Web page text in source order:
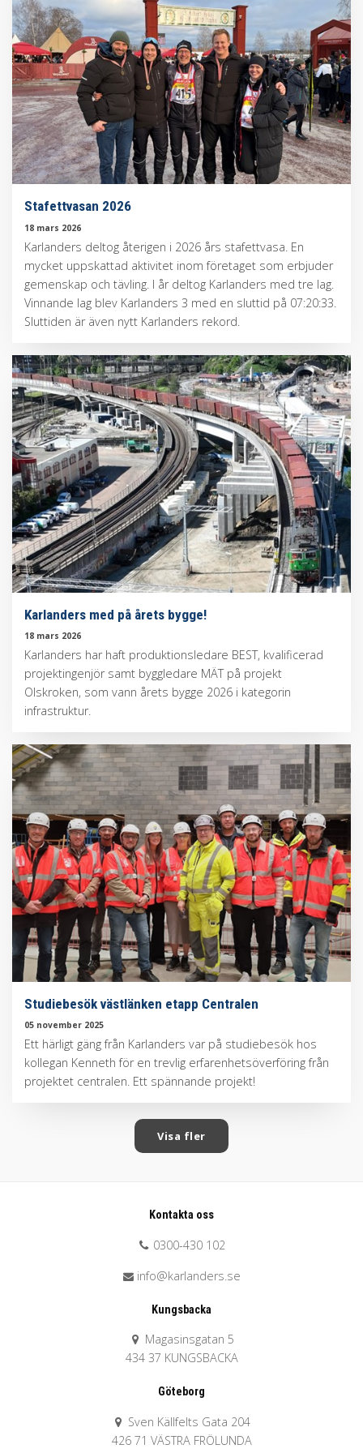
Stafettvasan 2026
18 mars 2026
Karlanders deltog återigen i 2026 års stafettvasa. En
mycket uppskattad aktivitet inom företaget som erbjuder
gemenskap och tävling. I år deltog Karlanders med tre lag.
Vinnande lag blev Karlanders 3 med en sluttid på 07:20:33.
Sluttiden är även nytt Karlanders rekord.
Karlanders med på årets bygge!
18 mars 2026
Karlanders har haft produktionsledare BEST, kvalificerad
projektingenjör samt byggledare MÄT på projekt
Olskroken, som vann årets bygge 2026 i kategorin
infrastruktur.
Studiebesök västlänken etapp Centralen
05 november 2025
Ett härligt gäng från Karlanders var på studiebesök hos
kollegan Kenneth för en trevlig erfarenhetsöverföring från
projektet centralen. Ett spännande projekt!
Visa fler
Kontakta oss
0300-430 102
info@karlanders.se
Kungsbacka
Magasinsgatan 5
434 37 KUNGSBACKA
Göteborg
Sven Källfelts Gata 204
426 71 VÄSTRA FRÖLUNDA